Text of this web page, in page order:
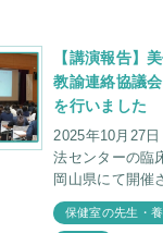
【講演報告】
教諭連絡協議
を行いました
2025年10月27
法センターの臨
岡山県にて開催
校養護教諭連絡
お招きいただき
保健室の先生・